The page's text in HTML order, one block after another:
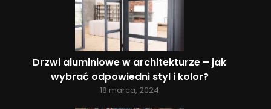
Drzwi aluminiowe w architekturze – jak
wybrać odpowiedni styl i kolor?
18 marca, 2024